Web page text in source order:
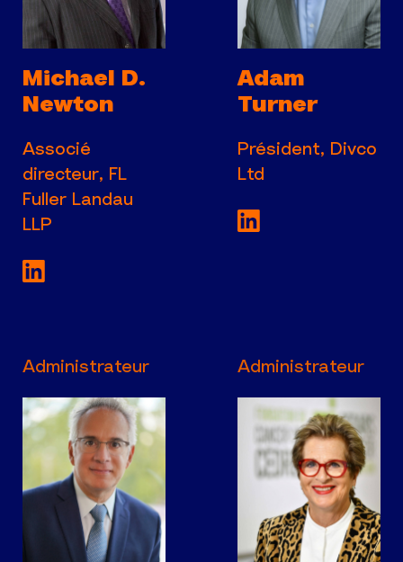
Michael D.
Newton
Associé
directeur, FL
Fuller Landau
LLP
Adam
Turner
Président, Divco
Ltd
Administrateur Administrateur